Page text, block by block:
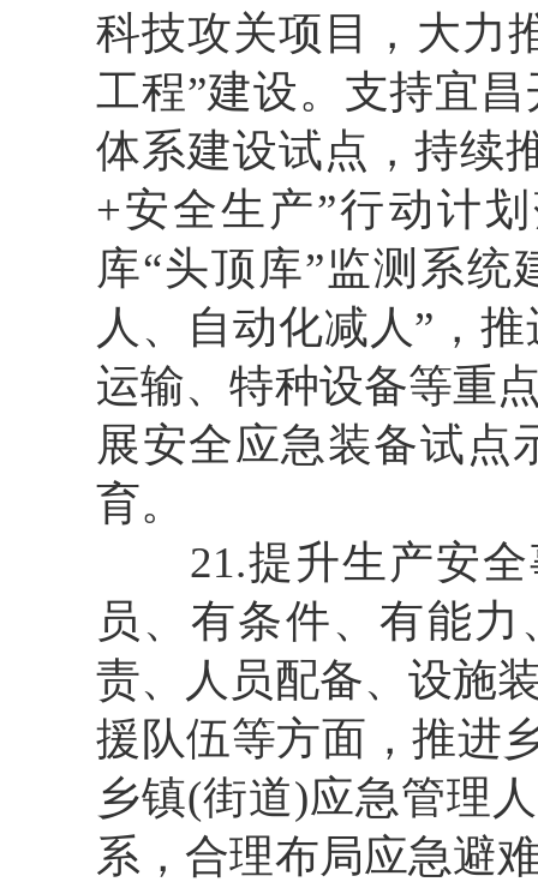
科技攻关项目，大力
工程”建设。支持宜
体系建设试点，持续
+安全生产”行动计
库“头顶库”监测系
人、自动化减人”，
运输、特种设备等重
展安全应急装备试点
育。
21.提升生产安
员、有条件、有能
责、人员配备、设施
援队伍等方面，推进
乡镇(街道)应急管理
系，合理布局应急避